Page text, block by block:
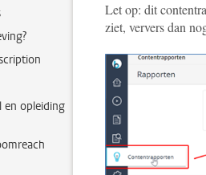
en opleiding
Let op: dit
ziet, ververs dan